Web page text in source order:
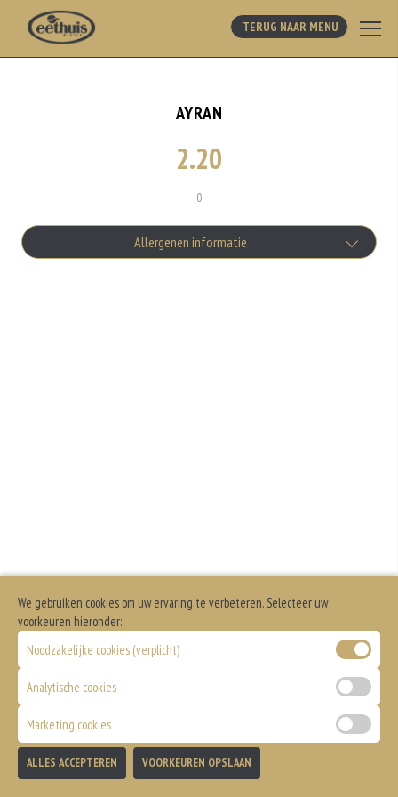
TERUG NAAR MENU
AYRAN
2.20
0
Allergenen informatie
We gebruiken cookies om uw ervaring te verbeteren. Selecteer uw
voorkeuren hieronder:
Noodzakelijke cookies (verplicht)
Analytische cookies
Marketing cookies
ALLES ACCEPTEREN VOORKEUREN OPSLAAN